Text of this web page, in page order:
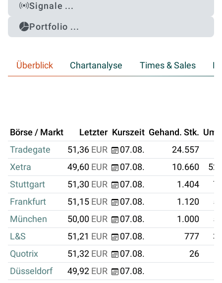
Signale ...
Portfolio ...
Überblick Chartanalyse Times & Sales
Börse / Markt Letzter Kurszeit Gehand. Stk.
Tradegate
51,36 EUR 07.08. 24.557
Xetra
49,60 EUR 07.08. 10.660
Stuttgart
51,30 EUR 07.08. 1.404
Frankfurt
51,15 EUR 07.08. 1.120
München
50,00 EUR 07.08. 1.000
L&S
51,21 EUR 07.08. 777
Quotrix
51,32 EUR 07.08. 26
Düsseldorf
49,92 EUR
07.08.